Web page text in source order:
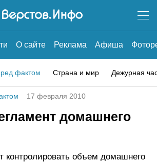
О сайте Реклама Афиша
фактом Страна и мир Дежурная
17 февраля 2010
домашнего
контролировать объем домашнего